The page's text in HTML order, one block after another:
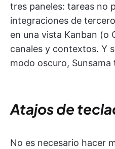
tres paneles: tareas no
integraciones de
en una vista Kanban (o
canales y contextos. Y
modo oscuro,
Atajos de
No es necesario hacer